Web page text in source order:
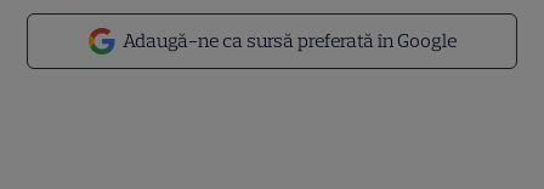
Adaugă-ne ca sursă preferată în Google